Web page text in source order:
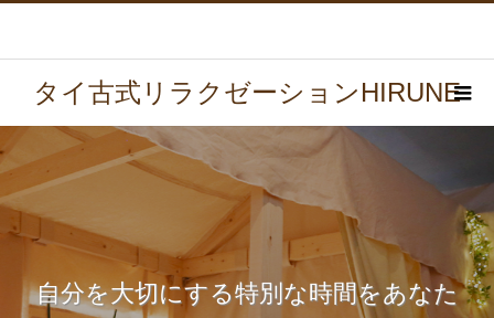
タイ古式リラクゼーションHIRUNE
自分を大切にする特別な時間をあなた